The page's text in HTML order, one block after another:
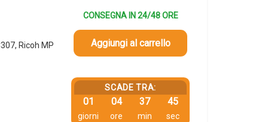
Ricoh MP
CONSEGNA IN 24/48 ORE
Aggiungi al carrello
SCADE TRA:
01
giorni
04
ore
37
min
45
sec